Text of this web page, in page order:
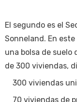
El segundo es el
Sonneland. En
una bolsa de suelo
de 300 viviendas,
300 viviendas
70 viviendas de